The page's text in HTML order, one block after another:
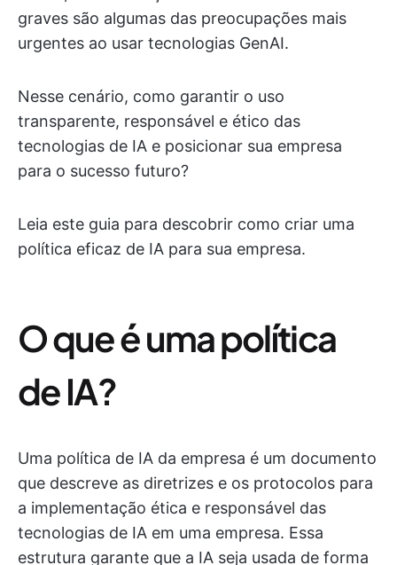
graves são algumas das preocupações mais
urgentes ao usar tecnologias GenAI.
Nesse cenário, como garantir o uso
transparente, responsável e ético das
tecnologias de IA e posicionar sua empresa
para o sucesso futuro?
Leia este guia para descobrir como criar uma
política eficaz de IA para sua empresa.
O que é uma política
de IA?
Uma política de IA da empresa é um documento
que descreve as diretrizes e os protocolos para
a implementação ética e responsável das
tecnologias de IA em uma empresa. Essa
estrutura garante que a IA seja usada de forma